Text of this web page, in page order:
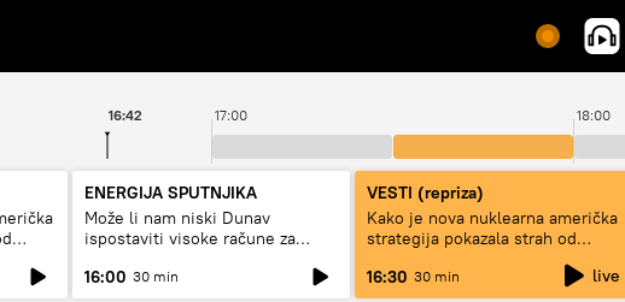
17:00 18:00
16:42
ENERGIJA SPUTNJIKA
Može li nam niski Dunav
ispostaviti visoke račune za
16:00 30 min
VESTI (repriza)
Kako je nova nuklearna američka
strategija pokazala strah od
16:30 30 min live